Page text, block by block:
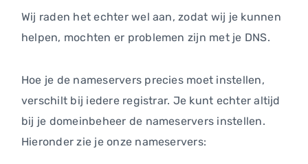
Wij raden het echter wel aan, zodat wij je kunnen
helpen, mochten er problemen zijn met je DNS.
Hoe je de nameservers precies moet instellen,
verschilt bij iedere registrar. Je kunt echter altijd
bij je domeinbeheer de nameservers instellen.
Hieronder zie je onze nameservers: